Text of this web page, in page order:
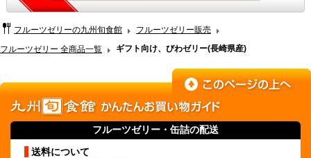
フルーツゼリーの九州旬食館
フルーツゼリー販売
フルーツゼリー 全商品一覧
ギフト向け、びわゼリー(長崎県産)
フルーツゼリー ・缶詰の配送
送料について